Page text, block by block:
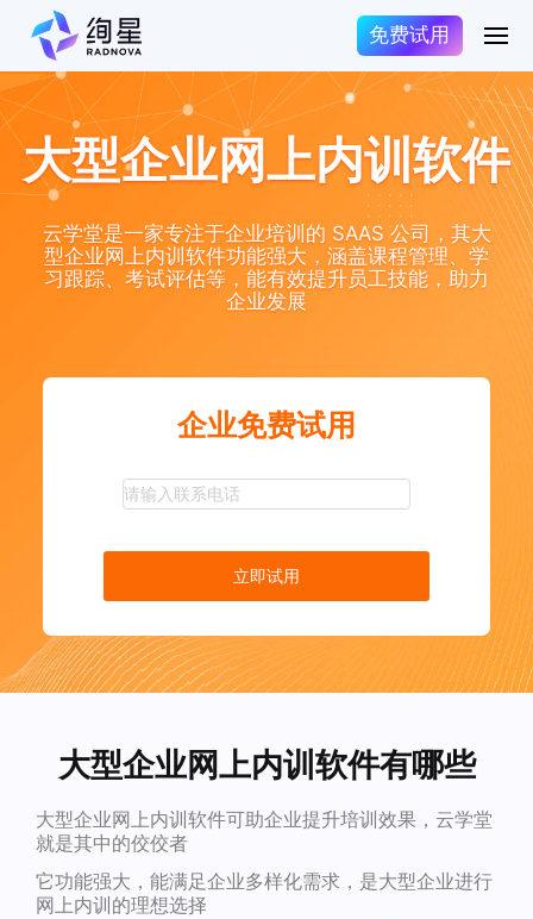
免费试用
大型企业网上内训软件
云学堂是一家专注于企业培训的 SAAS 公司，其大
型企业网上内训软件功能强大，涵盖课程管理、学
习跟踪、考试评估等，能有效提升员工技能，助力
企业发展
企业免费试用
立即试用
大型企业网上内训软件有哪些
大型企业网上内训软件可助企业提升培训效果，云学堂
就是其中的佼佼者
它功能强大，能满足企业多样化需求，是大型企业进行
网上内训的理想选择